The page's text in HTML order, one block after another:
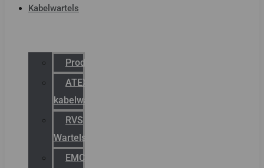
Kabelwartels
Productcatalogus
ATEX
kabelwartels
RVS
Wartels
EMC